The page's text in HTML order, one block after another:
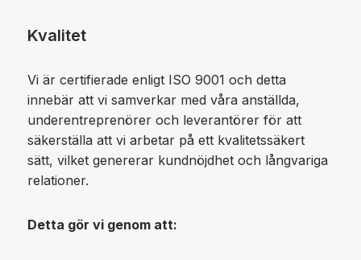
Kvalitet
Vi är certifierade enligt ISO 9001 och detta
innebär att vi samverkar med våra anställda,
underentreprenörer och leverantörer för att
säkerställa att vi arbetar på ett kvalitetssäkert
sätt, vilket genererar kundnöjdhet och långvariga
relationer.
Detta gör vi genom att: